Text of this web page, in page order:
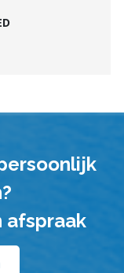
afspraak